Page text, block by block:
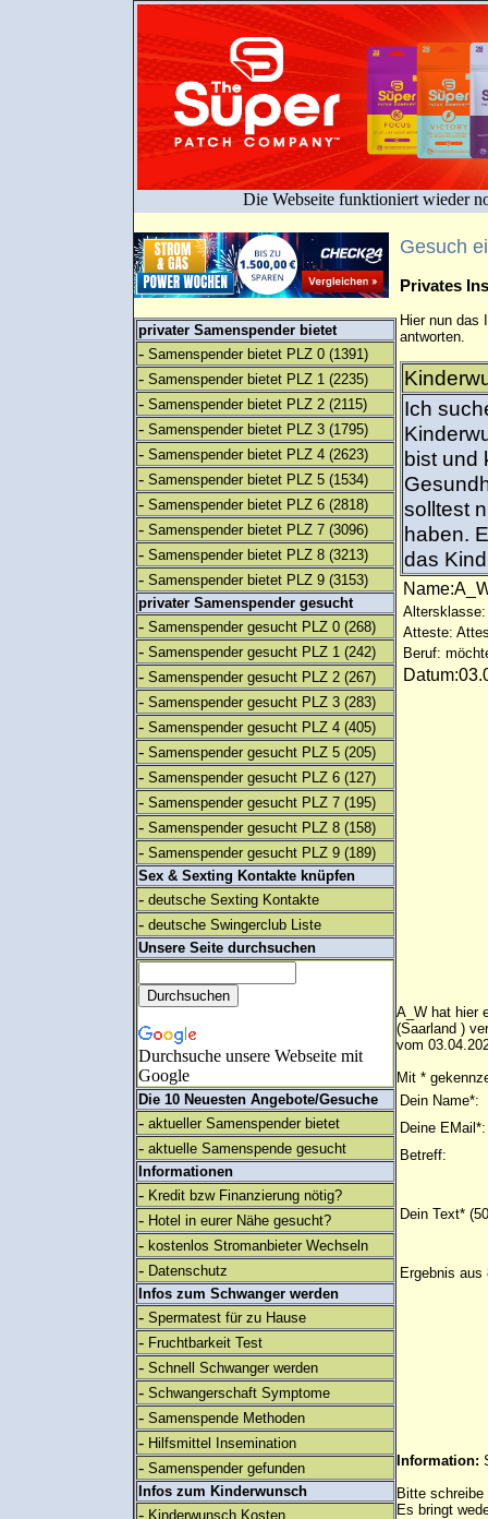
Die Webseite funktioniert wieder
privater Samenspender bietet
- Samenspender bietet PLZ 0 (1391)
- Samenspender bietet PLZ 1 (2235)
- Samenspender bietet PLZ 2 (2115)
- Samenspender bietet PLZ 3 (1795)
- Samenspender bietet PLZ 4 (2623)
- Samenspender bietet PLZ 5 (1534)
- Samenspender bietet PLZ 6 (2818)
- Samenspender bietet PLZ 7 (3096)
- Samenspender bietet PLZ 8 (3213)
- Samenspender bietet PLZ 9 (3153)
privater Samenspender gesucht
- Samenspender gesucht PLZ 0 (268)
- Samenspender gesucht PLZ 1 (242)
- Samenspender gesucht PLZ 2 (267)
- Samenspender gesucht PLZ 3 (283)
- Samenspender gesucht PLZ 4 (405)
- Samenspender gesucht PLZ 5 (205)
- Samenspender gesucht PLZ 6 (127)
- Samenspender gesucht PLZ 7 (195)
- Samenspender gesucht PLZ 8 (158)
- Samenspender gesucht PLZ 9 (189)
Sex & Sexting Kontakte knüpfen
- deutsche Sexting Kontakte
- deutsche Swingerclub Liste
Unsere Seite durchsuchen
Durchsuche unsere Webseite mit
Google
Die 10 Neuesten Angebote/Gesuche
- aktueller Samenspender bietet
- aktuelle Samenspende gesucht
Informationen
- Kredit bzw Finanzierung nötig?
- Hotel in eurer Nähe gesucht?
- kostenlos Stromanbieter Wechseln
- Datenschutz
Infos zum Schwanger werden
- Spermatest für zu Hause
- Fruchtbarkeit Test
- Schnell Schwanger werden
- Schwangerschaft Symptome
- Samenspende Methoden
- Hilfsmittel Insemination
- Samenspender gefunden
Infos zum Kinderwunsch
- Kinderwunsch Kosten
Gesuch
Privates
Hier nun das
antworten.
Ich
bist und
solltest
haben.
das
Altersklasse:
Atteste:
Beruf:
A_W hat hier
(Saarland )
vom
Mit *
Dein Name*:
Deine EMail*:
Betreff:
Dein Text*
Ergebnis aus
Information:
Bitte
Es bringt